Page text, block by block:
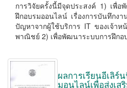
การวิจัยครั้งนี้มีจุดประสงค์ 1) เพื่อ
ฝึกอบรมออนไลน์ เรื่องการบันทึกง
ปัญหาจากผู้ใช้บริการ IT ของเจ้าห
พาณิชย์ 2) เพื่อพัฒนาระบบการฝึกอ
ผลการเรียนอีเลิร์
มอนไลน์เพื่อส่งเส